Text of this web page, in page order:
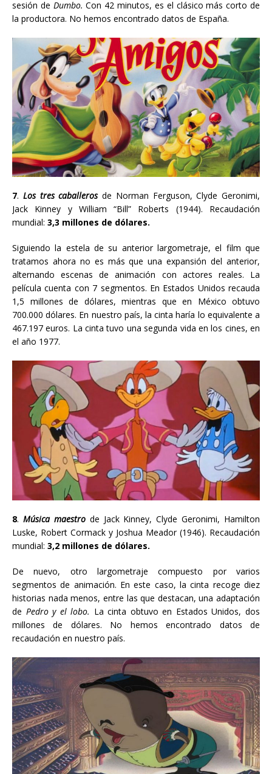
sesión de Dumbo.Con 42 minutos, es el clásico más corto de
la productora. No hemos encontrado datos de España.
7. Los tres caballerosde Norman Ferguson, Clyde Geronimi,
Jack Kinney y William “Bill” Roberts (1944). Recaudación
mundial: 3,3 millones de dólares.
Siguiendo la estela de su anterior largometraje, el film que
tratamos ahora no es más que una expansión del anterior,
alternando escenas de animación con actores reales. La
película cuenta con 7 segmentos. En Estados Unidos recauda
1,5 millones de dólares, mientras que en México obtuvo
700.000 dólares. En nuestro país, la cinta haría lo equivalente a
467.197 euros. La cinta tuvo una segunda vida en los cines, en
el año 1977.
8. Música maestrode Jack Kinney, Clyde Geronimi, Hamilton
Luske, Robert Cormack y Joshua Meador(1946). Recaudación
mundial: 3,2 millones de dólares.
De nuevo, otro largometraje compuesto por varios
segmentos de animación. En este caso, la cinta recoge diez
historias nada menos, entre las que destacan, una adaptación
de Pedro y el lobo. La cinta obtuvo en Estados Unidos, dos
millones de dólares. No hemos encontrado datos de
recaudación en nuestro país.